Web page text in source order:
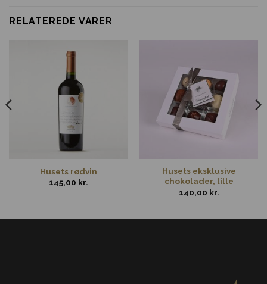
RELATEREDE VARER
Husets rødvin
145,00 kr.
Husets eksklusive
chokolader, lille
140,00 kr.